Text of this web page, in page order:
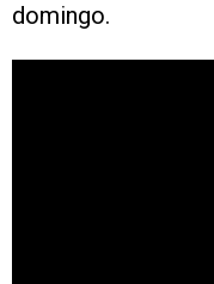
domingo.